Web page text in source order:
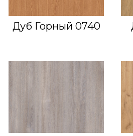
Дуб Горный 0740